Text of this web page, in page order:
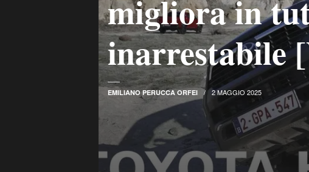
migliora in
inarrestabile
EMILIANO PERUCCA ORFEI 2 MAGGIO 2025